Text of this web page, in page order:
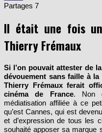
Thierry Frémaux
dévouement sans faille à
Thierry Frémaux ferait
cinéma de France. Non
médiatisation affiliée à ce
qu’est Cannes, qui est
et d’expression de tous les
souhaité apposer sa marque
vu se passionner pour l’art